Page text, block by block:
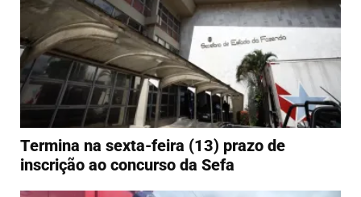
Termina na sexta-feira (13) prazo de
inscrição ao concurso da Sefa